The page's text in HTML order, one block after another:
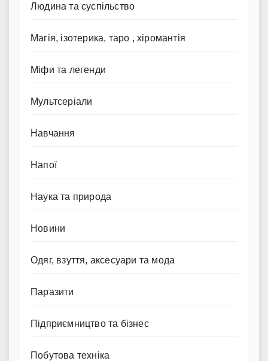
Людина та суспільство
Магія, ізотерика, таро , хіромантія
Міфи та легенди
Мультсеріали
Навчання
Напої
Наука та природа
Новини
Одяг, взуття, аксесуари та мода
Паразити
Підприємництво та бізнес
Побутова техніка